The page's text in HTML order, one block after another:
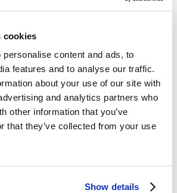
cookies
content and ads, to
features and to analyse our traffic.
about your use of our site with
and analytics partners who
other information that you’ve
that they’ve collected from your use
Show details
аппаратología estética — máxima
conforme a normativas de la UE
para tratamientos con dispositivos
y no testadas en animales
en miles de clínicas y centros